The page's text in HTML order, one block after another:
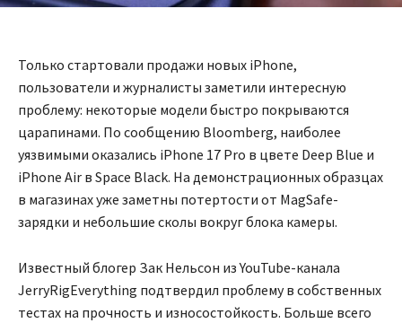
Только стартовали продажи новых iPhone,
пользователи и журналисты заметили интересную
проблему: некоторые модели быстро покрываются
царапинами. По сообщению Bloomberg, наиболее
уязвимыми оказались iPhone 17 Pro в цвете Deep Blue и
iPhone Air в Space Black. На демонстрационных образцах
в магазинах уже заметны потертости от MagSafe-
зарядки и небольшие сколы вокруг блока камеры.
Известный блогер Зак Нельсон из YouTube-канала
JerryRigEverything подтвердил проблему в собственных
тестах на прочность и износостойкость. Больше всего